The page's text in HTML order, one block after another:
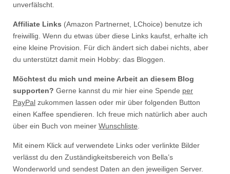
unverfälscht.
Affiliate Links (Amazon Partnernet, LChoice) benutze ich
freiwillig. Wenn du etwas über diese Links kaufst, erhalte ich
eine kleine Provision. Für dich ändert sich dabei nichts, aber
du unterstützt damit mein Hobby: das Bloggen.
Möchtest du mich und meine Arbeit an diesem Blog
supporten? Gerne kannst du mir hier eine Spende per
PayPal zukommen lassen oder mir über folgenden Button
einen Kaffee spendieren. Ich freue mich natürlich aber auch
über ein Buch von meiner Wunschliste
Mit einem Klick auf verwendete Links oder verlinkte Bilder
verlässt du den Zuständigkeitsbereich von Bella’s
Wonderworld und sendest Daten an den jeweiligen Server.